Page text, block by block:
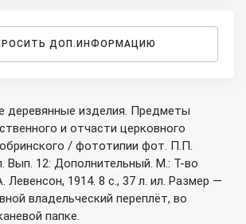
ДОП.ИНФОРМАЦИЮ
деревянные изделия. Предметы
и отчасти церковного
/ фототипии фот. П.П.
Вып. 12: Дополнительный. М.: Т-во
Левенсон, 1914. 8 с., 37 л. ил. Размер —
владельческий переплёт, во
папке.